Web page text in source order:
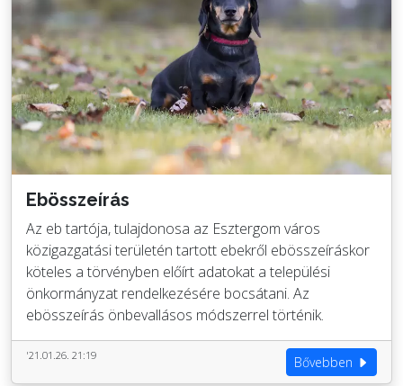
Ebösszeírás
Az eb tartója, tulajdonosa az Esztergom város
közigazgatási területén tartott ebekről ebösszeíráskor
köteles a törvényben előírt adatokat a települési
önkormányzat rendelkezésére bocsátani. Az
ebösszeírás önbevallásos módszerrel történik.
'21.01.26. 21:19 Bővebben